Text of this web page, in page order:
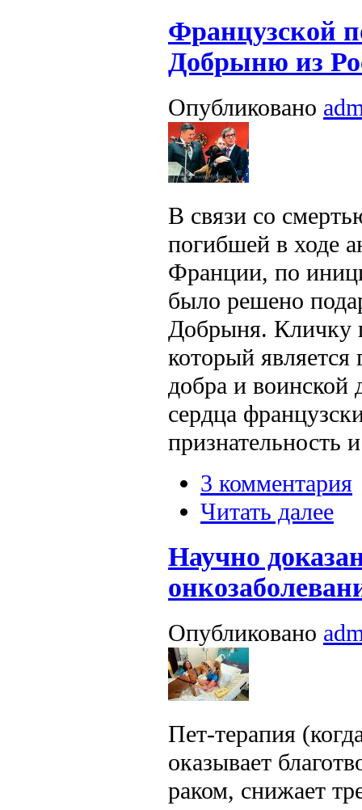
Французской
Добрыню из
Опубликовано
В связи со
погибшей в ходе
Франции, по
было решено
Добрыня. Кличку
который
добра и воинской
сердца
признательность
3 комментария
Читать далее
Научно
Опубликовано
Пет-терапия
оказывает
раком, снижает